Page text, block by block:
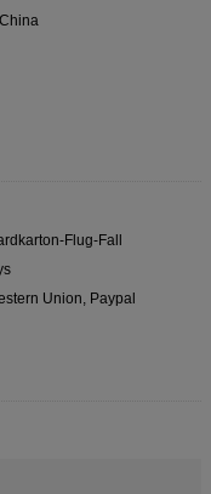
Flug-Fall
Union, Paypal